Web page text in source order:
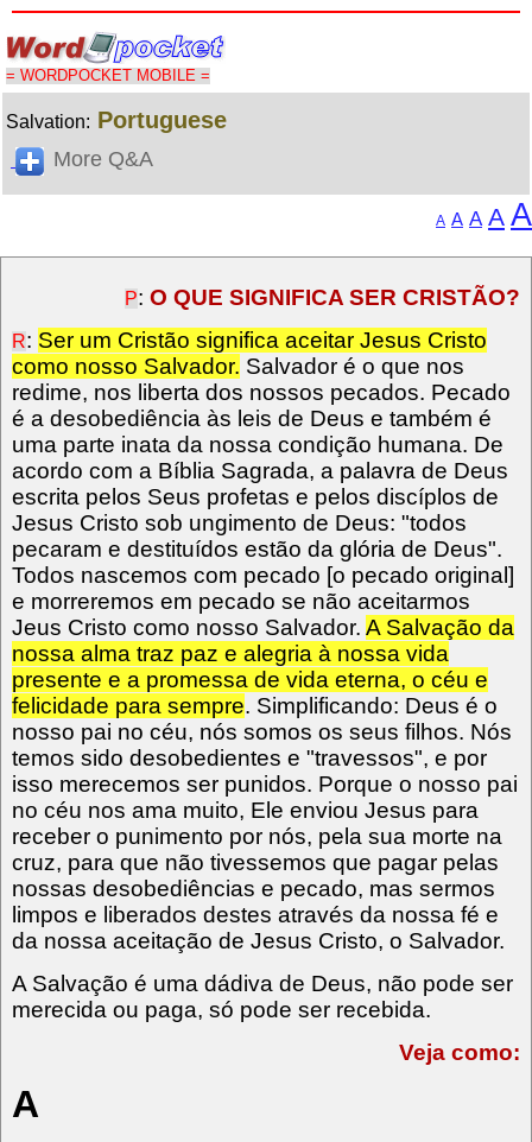
= WORDPOCKET MOBILE =
Salvation: Portuguese
More Q&A
A A A A A
P:O QUE SIGNIFICA SER CRISTÃO?
R: Ser um Cristão significa aceitar Jesus Cristo
como nosso Salvador. Salvador é o que nos
redime, nos liberta dos nossos pecados. Pecado
é a desobediência às leis de Deus e também é
uma parte inata da nossa condição humana. De
acordo com a Bíblia Sagrada, a palavra de Deus
escrita pelos Seus profetas e pelos discíplos de
Jesus Cristo sob ungimento de Deus: "todos
pecaram e destituídos estão da glória de Deus".
Todos nascemos com pecado [o pecado original]
e morreremos em pecado se não aceitarmos
Jeus Cristo como nosso Salvador. A Salvação da
nossa alma traz paz e alegria à nossa vida
presente e a promessa de vida eterna, o céu e
felicidade para sempre. Simplificando: Deus é o
nosso pai no céu, nós somos os seus filhos. Nós
temos sido desobedientes e "travessos", e por
isso merecemos ser punidos. Porque o nosso pai
no céu nos ama muito, Ele enviou Jesus para
receber o punimento por nós, pela sua morte na
cruz, para que não tivessemos que pagar pelas
nossas desobediências e pecado, mas sermos
limpos e liberados destes através da nossa fé e
da nossa aceitação de Jesus Cristo, o Salvador.
A Salvação é uma dádiva de Deus, não pode ser
merecida ou paga, só pode ser recebida.
Veja como:
A